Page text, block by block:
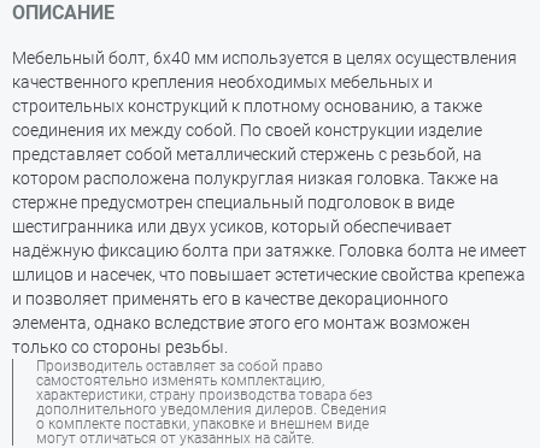
ОПИСАНИЕ
Мебельный болт, 6х40 мм используется в целях осуществления
качественного крепления необходимых мебельных и
строительных конструкций к плотному основанию, а также
соединения их между собой. По своей конструкции изделие
представляет собой металлический стержень с резьбой, на
котором расположена полукруглая низкая головка. Также на
стержне предусмотрен специальный подголовок в виде
шестигранника или двух усиков, который обеспечивает
надёжную фиксацию болта при затяжке. Головка болта не имеет
шлицов и насечек, что повышает эстетические свойства крепежа
и позволяет применять его в качестве декорационного
элемента, однако вследствие этого его монтаж возможен
только со стороны резьбы.
Производитель оставляет за собой право
самостоятельно изменять комплектацию,
характеристики, страну производства товара без
дополнительного уведомления дилеров. Сведения
о комплекте поставки, упаковке и внешнем виде
могут отличаться от указанных на сайте.